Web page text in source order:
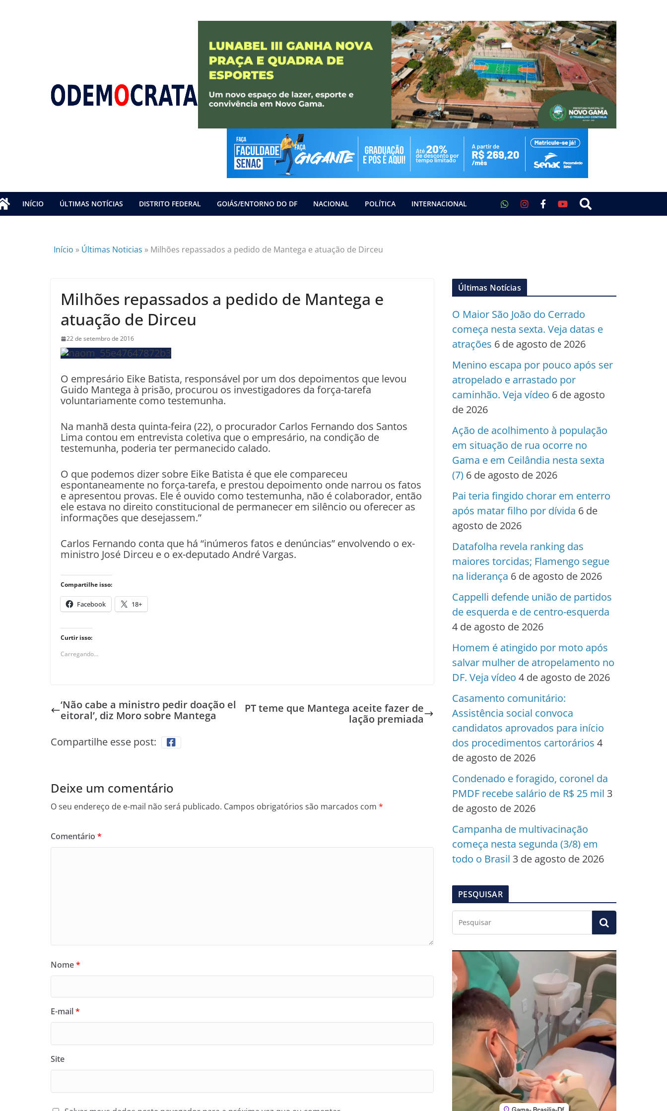
INÍCIO ÚLTIMAS NOTÍCIAS DISTRITO FEDERAL GOIÁS/ENTORNO DO DF NACIONAL POLÍTICA INTERNACIONAL
Início » Últimas Noticias » Milhões repassados a pedido de Mantega e atuação de Dirceu
Milhões repassados a pedido de Mantega e
atuação de Dirceu
22 de setembro de 2016
O empresário Eike Batista, responsável por um dos depoimentos que levou
Guido Mantega à prisão, procurou os investigadores da força-tarefa
voluntariamente como testemunha.
Na manhã desta quinta-feira (22), o procurador Carlos Fernando dos Santos
Lima contou em entrevista coletiva que o empresário, na condição de
testemunha, poderia ter permanecido calado.
O que podemos dizer sobre Eike Batista é que ele compareceu
espontaneamente no força-tarefa, e prestou depoimento onde narrou os fatos
e apresentou provas. Ele é ouvido como testemunha, não é colaborador, então
ele estava no direito constitucional de permanecer em silêncio ou oferecer as
informações que desejassem.”
Carlos Fernando conta que há “inúmeros fatos e denúncias” envolvendo o ex-
ministro José Dirceu e o ex-deputado André Vargas.
Compartilhe isso:
Facebook 18+
Curtir isso:
Carregando...
‘Não cabe a ministro pedir doação el
eitoral’, diz Moro sobre Mantega
PT teme que Mantega aceite fazer de
lação premiada
Compartilhe esse post:
Deixe um comentário
O seu endereço de e-mail não será publicado. Campos obrigatórios são marcados com *
Comentário *
Nome*
E-mail*
Site
Últimas Notícias
O Maior São João do Cerrado
começa nesta sexta. Veja datas e
atrações 6 de agosto de 2026
Menino escapa por pouco após ser
atropelado e arrastado por
caminhão. Veja vídeo 6 de agosto
de 2026
Ação de acolhimento à população
em situação de rua ocorre no
Gama e em Ceilândia nesta sexta
(7) 6 de agosto de 2026
Pai teria fingido chorar em enterro
após matar filho por dívida 6 de
agosto de 2026
Datafolha revela ranking das
maiores torcidas; Flamengo segue
na liderança 6 de agosto de 2026
Cappelli defende união de partidos
de esquerda e de centro-esquerda
4 de agosto de 2026
Homem é atingido por moto após
salvar mulher de atropelamento no
DF. Veja vídeo 4 de agosto de 2026
Casamento comunitário:
Assistência social convoca
candidatos aprovados para início
dos procedimentos cartorários 4
de agosto de 2026
Condenado e foragido, coronel da
PMDF recebe salário de R$ 25 mil 3
de agosto de 2026
Campanha de multivacinação
começa nesta segunda (3/8) em
todo o Brasil 3 de agosto de 2026
PESQUISAR